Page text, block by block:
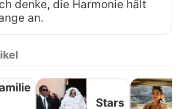
denke, die Harmonie hält
an.
Stars